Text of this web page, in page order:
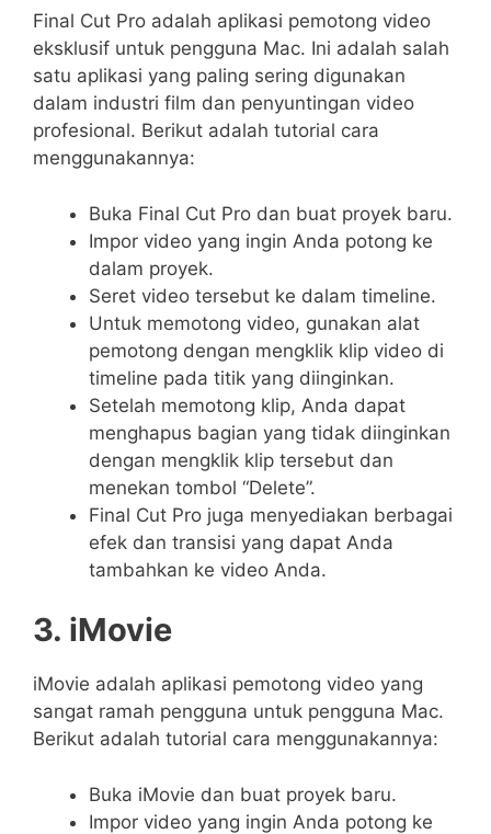
Final Cut Pro adalah aplikasi pemotong video
eksklusif untuk pengguna Mac. Ini adalah salah
satu aplikasi yang paling sering digunakan
dalam industri film dan penyuntingan video
profesional. Berikut adalah tutorial cara
menggunakannya:
Buka Final Cut Pro dan buat proyek baru.
Impor video yang ingin Anda potong ke
dalam proyek.
Seret video tersebut ke dalam timeline.
Untuk memotong video, gunakan alat
pemotong dengan mengklik klip video di
timeline pada titik yang diinginkan.
Setelah memotong klip, Anda dapat
menghapus bagian yang tidak diinginkan
dengan mengklik klip tersebut dan
menekan tombol “Delete”.
Final Cut Pro juga menyediakan berbagai
efek dan transisi yang dapat Anda
tambahkan ke video Anda.
3. iMovie
iMovie adalah aplikasi pemotong video yang
sangat ramah pengguna untuk pengguna Mac.
Berikut adalah tutorial cara menggunakannya:
Buka iMovie dan buat proyek baru.
Impor video yang ingin Anda potong ke